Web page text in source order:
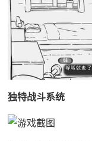
独特战斗系统